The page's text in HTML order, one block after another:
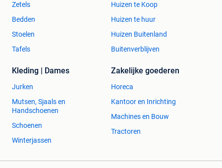
Zetels
Bedden
Stoelen
Tafels
Huizen te Koop
Huizen te huur
Huizen Buitenland
Buitenverblijven
Kleding | Dames
Jurken
Mutsen, Sjaals en
Handschoenen
Schoenen
Winterjassen
Zakelijke goederen
Horeca
Kantoor en Inrichting
Machines en Bouw
Tractoren